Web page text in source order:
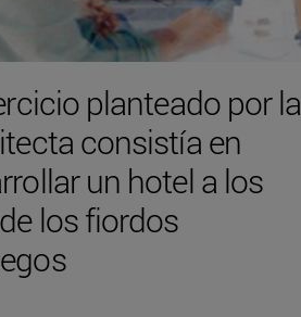
planteado por la
consistía en
un hotel a los
los fiordos